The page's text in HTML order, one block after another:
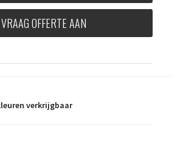
VRAAG OFFERTE AAN
verkrijgbaar